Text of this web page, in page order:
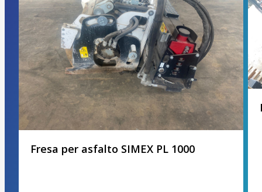
Fresa per asfalto SIMEX PL 1000